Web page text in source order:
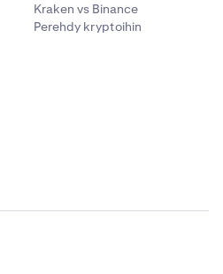
Kraken vs Binance
Perehdy kryptoihin